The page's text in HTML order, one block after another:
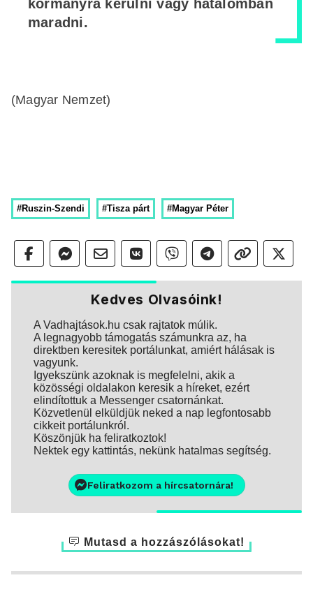
kormányra kerülni vagy hatalomban
maradni.
(Magyar Nemzet)
#Ruszin-Szendi #Tisza párt #Magyar Péter
Kedves Olvasóink!
A Vadhajtások.hu csak rajtatok múlik.
A legnagyobb támogatás számunkra az, ha
direktben keresitek portálunkat, amiért hálásak is
vagyunk.
Igyekszünk azoknak is megfelelni, akik a
közösségi oldalakon keresik a híreket, ezért
elindítottuk a Messenger csatornánkat.
Közvetlenül elküldjük neked a nap legfontosabb
cikkeit portálunkról.
Köszönjük ha feliratkoztok!
Nektek egy kattintás, nekünk hatalmas segítség.
Feliratkozom a hírcsatornára!
Mutasd a hozzászólásokat!